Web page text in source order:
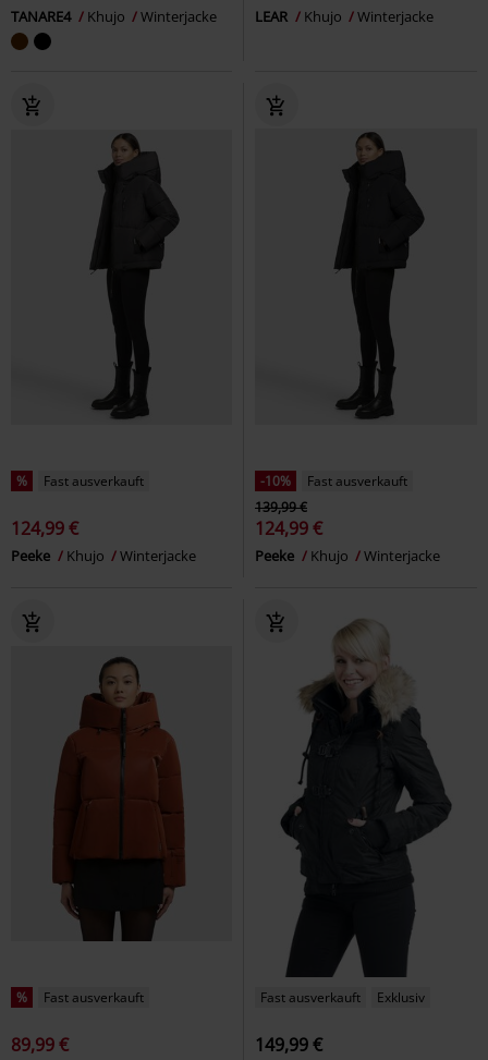
TANARE4 Khujo Winterjacke LEAR Khujo Winterjacke
% Fast ausverkauft
124,99 €
Peeke Khujo Winterjacke
-10%
Fast ausverkauft
139,99 €
124,99 €
Peeke Khujo Winterjacke
% Fast ausverkauft
89,99 €
Fast ausverkauft Exklusiv
149,99 €